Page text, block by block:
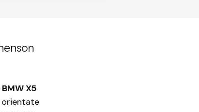
BMW X5
orientate